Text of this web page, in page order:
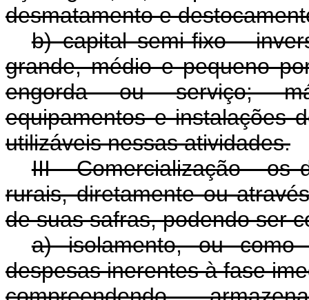
desmatamento e
b) capital semi-fixo -
grande, médio e pequeno
engorda ou serviço;
equipamentos e instalações
utilizáveis nessas atividades.
III - Comercialização - os
rurais, diretamente ou
de suas safras, podendo ser
a) isolamento, ou
despesas inerentes à fase